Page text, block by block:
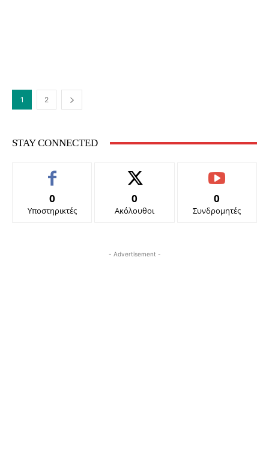
1 2
STAY CONNECTED
0
Υποστηρικτές
0
Ακόλουθοι
0
Συνδρομητές
- Advertisement -